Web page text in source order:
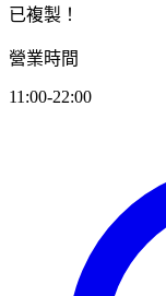
已複製！
營業時間
11:00-22:00